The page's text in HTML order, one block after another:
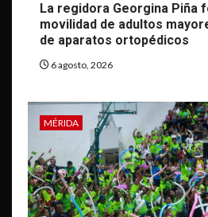
La regidora Georgina Piña
movilidad de adultos
de aparatos ortopédicos
6 agosto, 2026
MÉRIDA